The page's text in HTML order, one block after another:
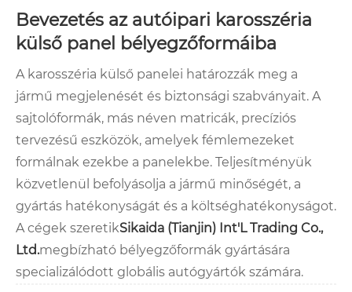
Bevezetés az autóipari karosszéria
külső panel bélyegzőformáiba
A karosszéria külső panelei határozzák meg a
jármű megjelenését és biztonsági szabványait. A
sajtolóformák, más néven matricák, precíziós
tervezésű eszközök, amelyek fémlemezeket
formálnak ezekbe a panelekbe. Teljesítményük
közvetlenül befolyásolja a jármű minőségét, a
gyártás hatékonyságát és a költséghatékonyságot.
A cégek szeretikSikaida (Tianjin) Int'L Trading Co.,
Ltd.megbízható bélyegzőformák gyártására
specializálódott globális autógyártók számára.